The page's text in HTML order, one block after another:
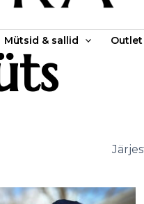
Mütsid & sallid Outlet
Hinnavahemik: